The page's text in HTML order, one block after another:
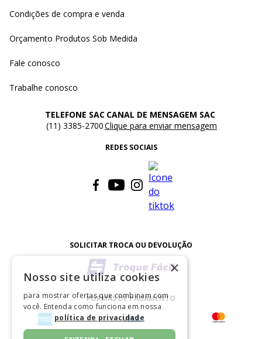
Condições de compra e venda
Orçamento Produtos Sob Medida
Fale conosco
Trabalhe conosco
TELEFONE SAC
(11) 3385-2700
CANAL DE MENSAGEM SAC
Clique para enviar mensagem
REDES SOCIAIS
SOLICITAR TROCA OU DEVOLUÇÃO
FORMAS DE PAGAMENTO
×
Nosso site utiliza cookies
para mostrar ofertas que combinam com
você. Entenda como funciona em nossa
política de privacidade